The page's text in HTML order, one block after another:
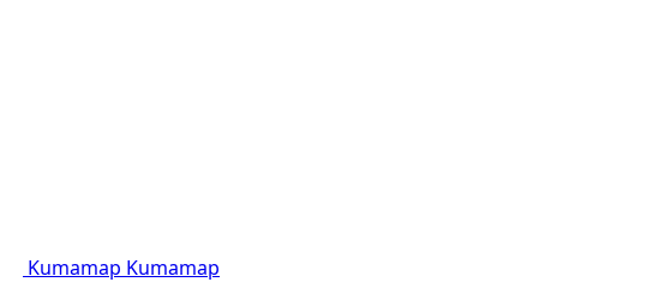
Kumamap Kumamap